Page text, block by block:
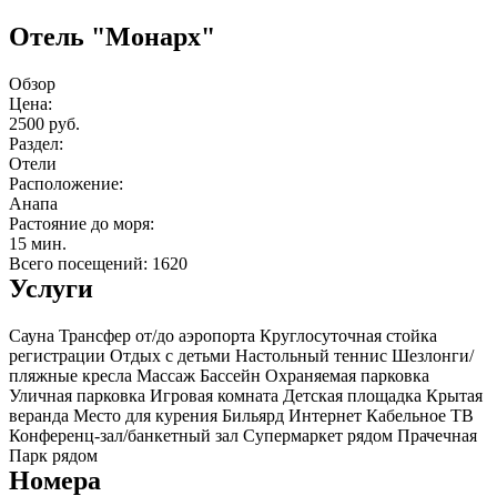
Отель "Монарх"
Обзор
Цена:
2500 руб.
Раздел:
Отели
Расположение:
Анапа
Растояние до моря:
15 мин.
Всего посещений: 1620
Услуги
Сауна Трансфер от/до аэропорта Круглосуточная стойка
регистрации Отдых с детьми Настольный теннис Шезлонги/
пляжные кресла Массаж Бассейн Охраняемая парковка
Уличная парковка Игровая комната Детская площадка Крытая
веранда Место для курения Бильярд Интернет Кабельное ТВ
Конференц-зал/банкетный зал Супермаркет рядом Прачечная
Парк рядом
Номера